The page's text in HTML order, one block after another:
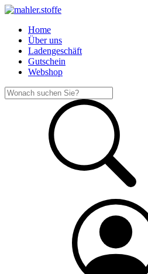
Home
Über uns
Ladengeschäft
Gutschein
Webshop